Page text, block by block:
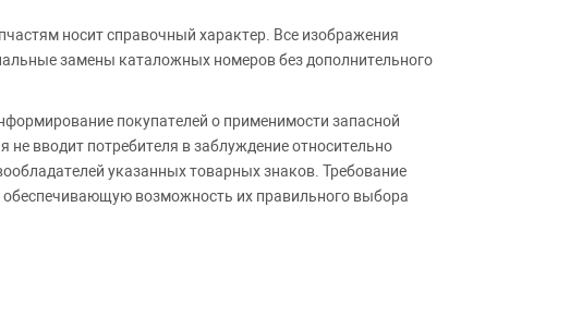
носит справочный характер. Все изображения
замены каталожных номеров без дополнительного
покупателей о применимости запасной
вводит потребителя в заблуждение относительно
указанных товарных знаков. Требование
возможность их правильного выбора